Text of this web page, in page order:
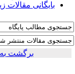
بایگانی مقالات
برگشت به